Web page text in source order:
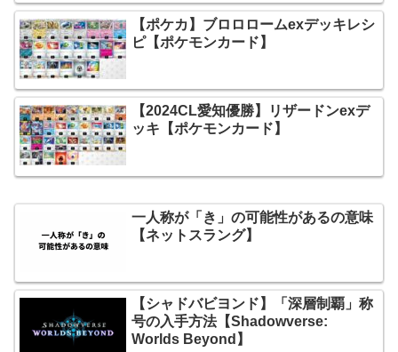
【ポケカ】ブロロロームexデッキレシ
ピ【ポケモンカード】
【2024CL愛知優勝】リザードンexデ
ッキ【ポケモンカード】
一人称が「き」の可能性があるの意味
【ネットスラング】
【シャドバビヨンド】「深層制覇」称
号の入手方法【Shadowverse:
Worlds Beyond】